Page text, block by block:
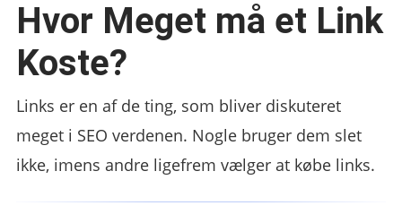
Hvor Meget må et Link
Koste?
Links er en af de ting, som bliver diskuteret
meget i SEO verdenen. Nogle bruger dem slet
ikke, imens andre ligefrem vælger at købe links.